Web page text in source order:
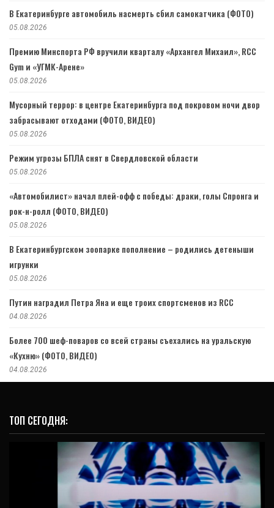
В Екатеринбурге автомобиль насмерть сбил самокатчика (ФОТО)
05.08.2026
Премию Минспорта РФ вручили кварталу «Архангел Михаил», RCC
Gym и «УГМК-Арене»
05.08.2026
Мусорный террор: в центре Екатеринбурга под покровом ночи двор
забрасывают отходами (ФОТО, ВИДЕО)
05.08.2026
Режим угрозы БПЛА снят в Свердловской области
05.08.2026
«Автомобилист» начал плей-офф с победы: драки, голы Спронга и
рок-н-ролл (ФОТО, ВИДЕО)
05.08.2026
В Екатеринбургском зоопарке пополнение – родились детеныши
игрунки
05.08.2026
Путин наградил Петра Яна и еще троих спортсменов из RCC
04.08.2026
Более 700 шеф-поваров со всей страны съехались на уральскую
«Кухню» (ФОТО, ВИДЕО)
04.08.2026
ТОП СЕГОДНЯ: